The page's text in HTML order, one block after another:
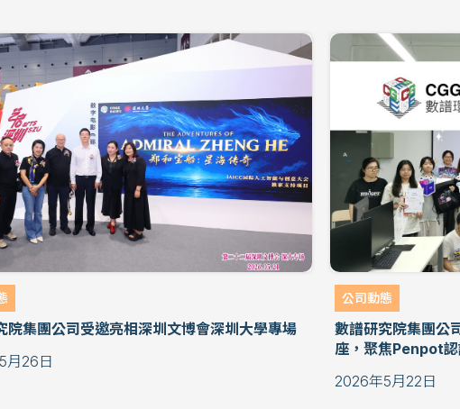
院集團公司受邀亮相深圳文博會深圳大學專場
月26日
公司動態
數譜研究院集團公
座，聚焦Penpot
2026年5月22日